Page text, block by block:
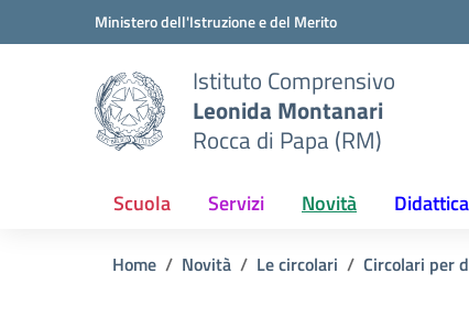
Vai ai contenuti
Vai al menu di navigazioneMinistero dell'Istruzione e del Merito
Istituto Comprensivo
Leonida Montanari
Rocca di Papa (RM)
Scuola Servizi Novità Didattica
Home Novità Le circolari Circolari per